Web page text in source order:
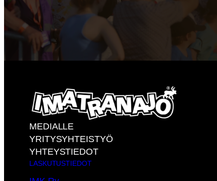
MEDIALLE
YRITYSYHTEISTYÖ
YHTEYSTIEDOT
LASKUTUSTIEDOT